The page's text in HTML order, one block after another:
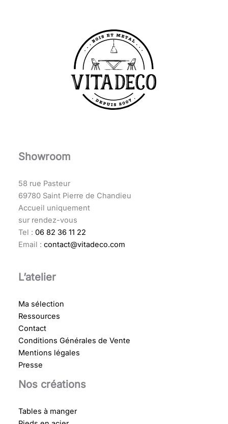
Showroom
58 rue Pasteur
69780 Saint Pierre de Chandieu
Accueil uniquement
sur rendez-vous
Tel : 06 82 36 11 22
Email : contact@vitadeco.com
L’atelier
Ma sélection
Ressources
Contact
Conditions Générales de Vente
Mentions légales
Presse
Nos créations
Tables à manger